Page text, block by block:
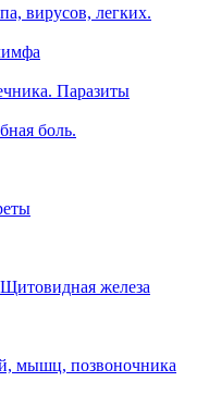
вирусов, легких.
Паразиты
боль.
железа
мышц, позвоночника